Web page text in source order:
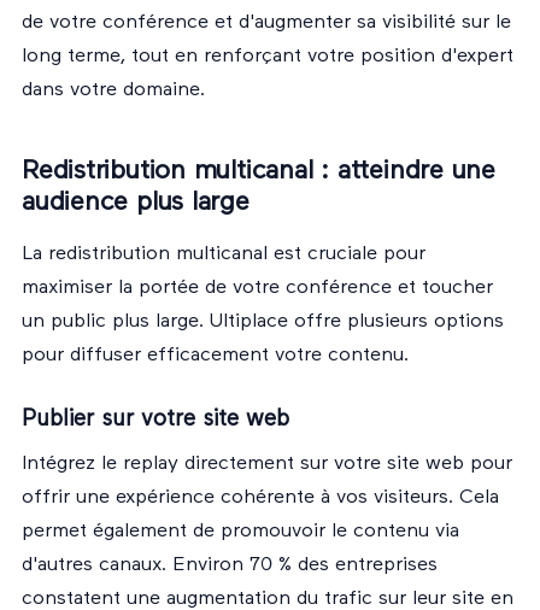
de votre conférence et d'augmenter sa visibilité sur le
long terme, tout en renforçant votre position d'expert
dans votre domaine.
Redistribution multicanal : atteindre une
audience plus large
La redistribution multicanal est cruciale pour
maximiser la portée de votre conférence et toucher
un public plus large. Ultiplace offre plusieurs options
pour diffuser efficacement votre contenu.
Publier sur votre site web
Intégrez le replay directement sur votre site web pour
offrir une expérience cohérente à vos visiteurs. Cela
permet également de promouvoir le contenu via
d'autres canaux. Environ 70 % des entreprises
constatent une augmentation du trafic sur leur site en